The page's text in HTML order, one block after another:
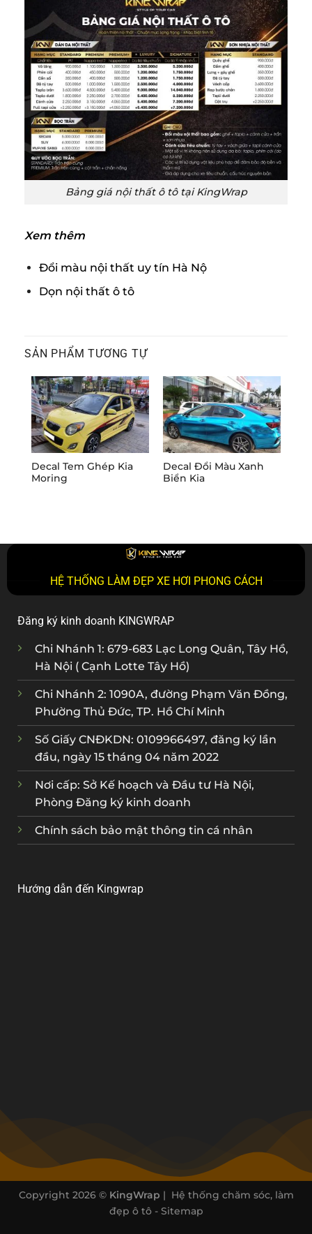
Bảng giá nội thất ô tô tại KingWrap
Xem thêm
Đổi màu nội thất uy tín Hà Nộ
Dọn nội thất ô tô
SẢN PHẨM TƯƠNG TỰ
Decal Tem Ghép Kia
Moring
Decal Đổi Màu Xanh
Biển Kia
HỆ THỐNG LÀM ĐẸP XE HƠI PHONG CÁCH
Đăng ký kinh doanh KINGWRAP
Chi Nhánh 1: 679-683 Lạc Long Quân, Tây Hồ,
Hà Nội ( Cạnh Lotte Tây Hồ)
Chi Nhánh 2: 1090A, đường Phạm Văn Đồng,
Phường Thủ Đức, TP. Hồ Chí Minh
Số Giấy CNĐKDN: 0109966497, đăng ký lần
đầu, ngày 15 tháng 04 năm 2022
Nơi cấp: Sở Kế hoạch và Đầu tư Hà Nội,
Phòng Đăng ký kinh doanh
Chính sách bảo mật thông tin cá nhân
Hướng dẫn đến Kingwrap
Copyright 2026 © KingWrap | Hệ thống chăm sóc, làm
đẹp ô tô - Sitemap